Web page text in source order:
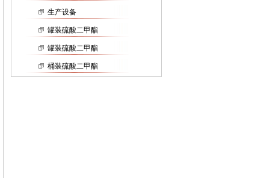
生产设备
罐装硫酸二甲酯
罐装硫酸二甲酯
桶装硫酸二甲酯